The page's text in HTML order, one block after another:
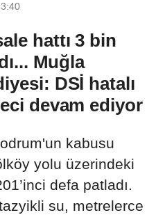
hattı 3 bin
Muğla
DSİ hatalı
devam ediyor
kabusu
yolu üzerindeki
defa patladı.
su, metrelerce